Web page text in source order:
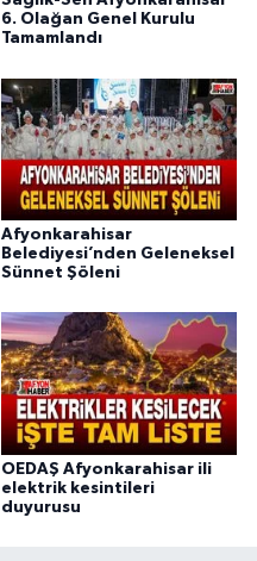
6. Olağan Genel Kurulu
Tamamlandı
Afyonkarahisar
Belediyesi’nden Geleneksel
Sünnet Şöleni
OEDAŞ Afyonkarahisar ili
elektrik kesintileri
duyurusu